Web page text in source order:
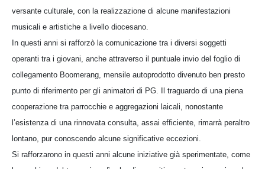
versante culturale, con la realizzazione di alcune manifestazioni
musicali e artistiche a livello diocesano.
In questi anni si rafforzò la comunicazione tra i diversi soggetti
operanti tra i giovani, anche attraverso il puntuale invio del foglio di
collegamento Boomerang, mensile autoprodotto divenuto ben presto
punto di riferimento per gli animatori di PG. Il traguardo di una piena
cooperazione tra parrocchie e aggregazioni laicali, nonostante
l’esistenza di una rinnovata consulta, assai efficiente, rimarrà peraltro
lontano, pur conoscendo alcune significative eccezioni.
Si rafforzarono in questi anni alcune iniziative già sperimentate, come